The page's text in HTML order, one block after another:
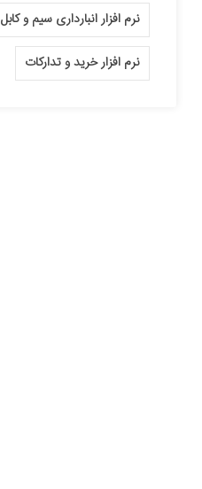
نرم افزار انبارداری سیم و کابل
نرم افزار خرید و تدارکات